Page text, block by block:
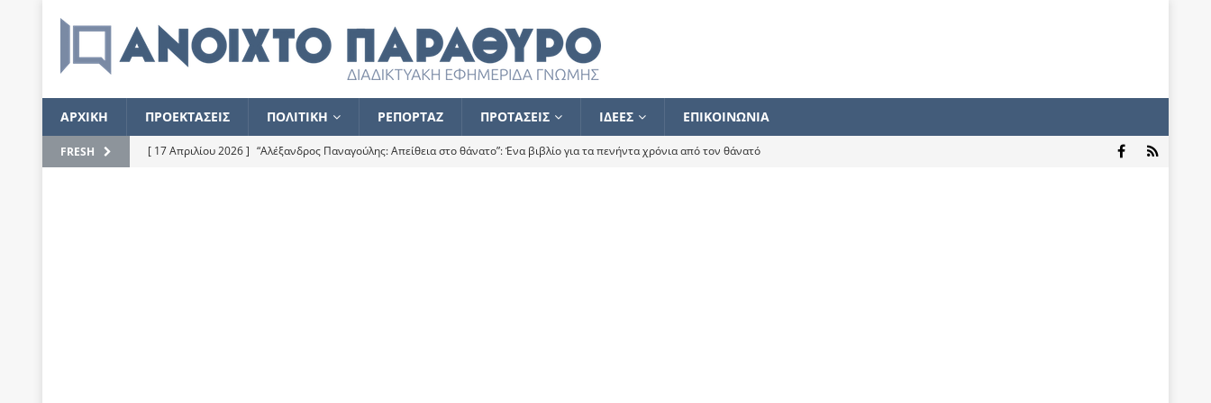
ΑΡΧΙΚΗ ΠΡΟΕΚΤΑΣΕΙΣ ΠΟΛΙΤΙΚΗ ΡΕΠΟΡΤΑΖ ΠΡΟΤΑΣΕΙΣ ΙΔΕΕΣ ΕΠΙΚΟΙΝΩΝΙΑ
FRESH [ 17 Απριλίου 2026 ] “Αλέξανδρος Παναγούλης: Απείθεια στο θάνατο”: Ένα βιβλίο για τα πενήντα χρόνια από τον θάνατό